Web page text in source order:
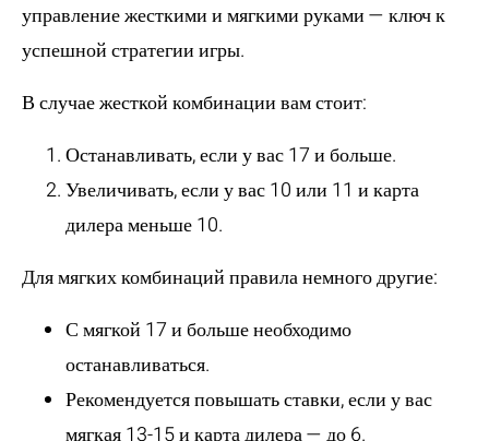
управление жесткими и мягкими руками — ключ к
успешной стратегии игры.
В случае жесткой комбинации вам стоит:
Останавливать, если у вас 17 и больше.
Увеличивать, если у вас 10 или 11 и карта
дилера меньше 10.
Для мягких комбинаций правила немного другие:
С мягкой 17 и больше необходимо
останавливаться.
Рекомендуется повышать ставки, если у вас
мягкая 13-15 и карта дилера — до 6.